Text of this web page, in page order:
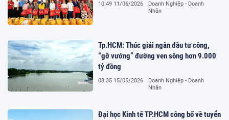
10:49 11/06/2026
Doanh Nghiệp - Doanh
Nhân
Tp.HCM: Thúc giải ngân đầu tư công,
“gỡ vướng” đường ven sông hơn 9.000
tỷ đồng
08:35 15/05/2026
Doanh Nghiệp - Doanh
Nhân
Đại học Kinh tế TP.HCM công bố về tuyển